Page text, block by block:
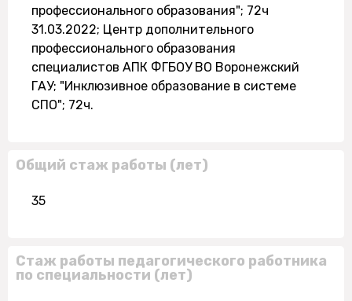
профессионального образования"; 72ч
31.03.2022; Центр дополнительного
профессионального образования
специалистов АПК ФГБОУ ВО Воронежский
ГАУ; "Инклюзивное образование в системе
СПО"; 72ч.
Общий стаж работы (лет)
35
Стаж работы педагогического работника
по специальности (лет)